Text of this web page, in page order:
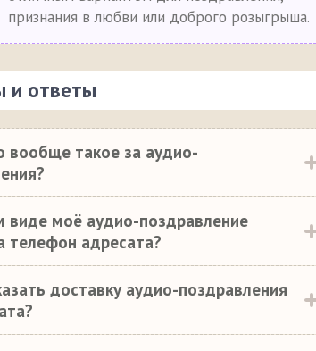
признания в любви или доброго розыгрыша.
и ответы
вообще такое за аудио-
виде моё аудио-поздравление
телефон адресата?
доставку аудио-поздравления